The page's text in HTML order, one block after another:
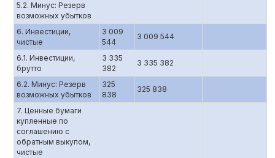
5.2. Минус: Резерв
возможных убытков
6. Инвестиции,
чистые
3 009
544
3 009 544
6.1. Инвестиции,
брутто
3 335
382
3 335 382
6.2. Минус: Резерв
возможных убытков
325
838
325 838
7. Ценные бумаги
купленные по
соглашению c
обратным выкупом,
чистые